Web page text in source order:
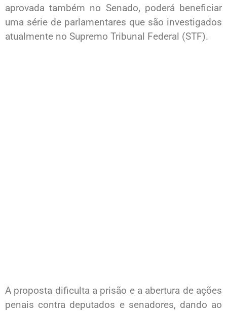
aprovada também no Senado, poderá beneficiar
uma série de parlamentares que são investigados
atualmente no Supremo Tribunal Federal (STF).
A proposta dificulta a prisão e a abertura de ações
penais contra deputados e senadores, dando ao